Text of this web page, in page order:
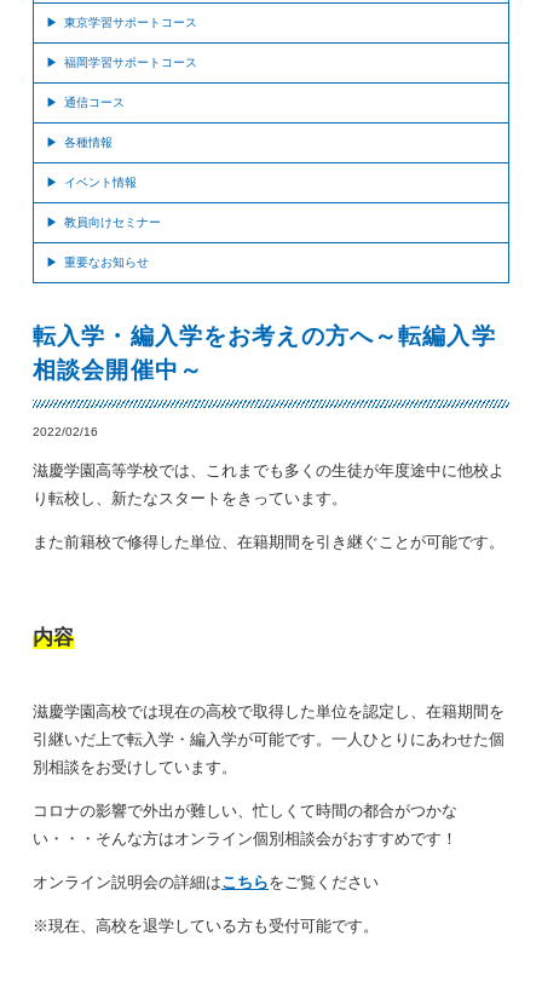
東京学習サポートコース
福岡学習サポートコース
通信コース
各種情報
イベント情報
教員向けセミナー
重要なお知らせ
転入学・編入学をお考えの方へ～転編入学
相談会開催中～
2022/02/16
滋慶学園高等学校では、これまでも多くの生徒が年度途中に他校よ
り転校し、新たなスタートをきっています。
また前籍校で修得した単位、在籍期間を引き継ぐことが可能です。
内容
滋慶学園高校では現在の高校で取得した単位を認定し、在籍期間を
引継いだ上で転入学・編入学が可能です。一人ひとりにあわせた個
別相談をお受けしています。
コロナの影響で外出が難しい、忙しくて時間の都合がつかな
い・・・そんな方はオンライン個別相談会がおすすめです！
オンライン説明会の詳細はこちらをご覧ください
※現在、高校を退学している方も受付可能です。